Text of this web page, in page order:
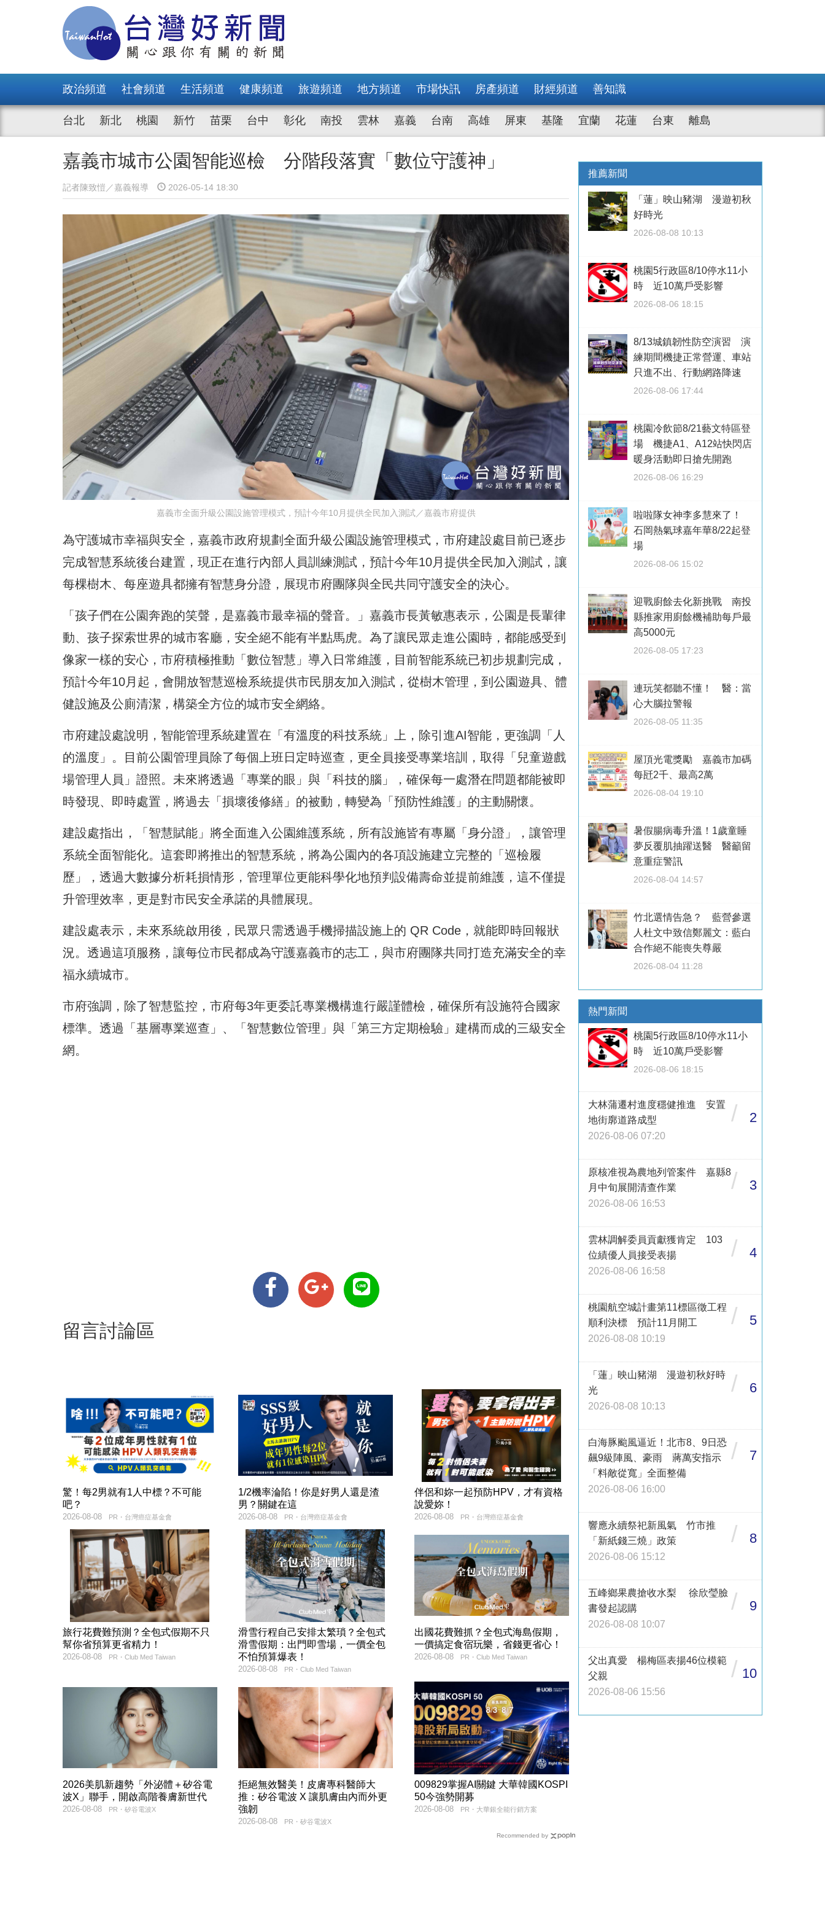
政治頻道 社會頻道 生活頻道 健康頻道 旅遊頻道 地方頻道 市場快訊 房產頻道 財經頻道 善知識
台北 新北 桃園 新竹 苗栗 台中 彰化 南投 雲林 嘉義 台南 高雄 屏東 基隆 宜蘭 花蓮 台東 離島
嘉義市城市公園智能巡檢 分階段落實「數位守護神」
記者陳致愷／嘉義報導 2026-05-14 18:30
嘉義市全面升級公園設施管理模式，預計今年10月提供全民加入測試／嘉義市府提供
為守護城市幸福與安全，嘉義市政府規劃全面升級公園設施管理模式，市府建設處目前已逐步
完成智慧系統後台建置，現正在進行內部人員訓練測試，預計今年10月提供全民加入測試，讓
每棵樹木、每座遊具都擁有智慧身分證，展現市府團隊與全民共同守護安全的決心。
「孩子們在公園奔跑的笑聲，是嘉義市最幸福的聲音。」嘉義市長黃敏惠表示，公園是長輩律
動、孩子探索世界的城市客廳，安全絕不能有半點馬虎。為了讓民眾走進公園時，都能感受到
像家一樣的安心，市府積極推動「數位智慧」導入日常維護，目前智能系統已初步規劃完成，
預計今年10月起，會開放智慧巡檢系統提供市民朋友加入測試，從樹木管理，到公園遊具、體
健設施及公廁清潔，構築全方位的城市安全網絡。
市府建設處說明，智能管理系統建置在「有溫度的科技系統」上，除引進AI智能，更強調「人
的溫度」。目前公園管理員除了每個上班日定時巡查，更全員接受專業培訓，取得「兒童遊戲
場管理人員」證照。未來將透過「專業的眼」與「科技的腦」，確保每一處潛在問題都能被即
時發現、即時處置，將過去「損壞後修繕」的被動，轉變為「預防性維護」的主動關懷。
建設處指出，「智慧賦能」將全面進入公園維護系統，所有設施皆有專屬「身分證」，讓管理
系統全面智能化。這套即將推出的智慧系統，將為公園內的各項設施建立完整的「巡檢履
歷」，透過大數據分析耗損情形，管理單位更能科學化地預判設備壽命並提前維護，這不僅提
升管理效率，更是對市民安全承諾的具體展現。
建設處表示，未來系統啟用後，民眾只需透過手機掃描設施上的 QR Code，就能即時回報狀
況。透過這項服務，讓每位市民都成為守護嘉義市的志工，與市府團隊共同打造充滿安全的幸
福永續城市。
市府強調，除了智慧監控，市府每3年更委託專業機構進行嚴謹體檢，確保所有設施符合國家
標準。透過「基層專業巡查」、「智慧數位管理」與「第三方定期檢驗」建構而成的三級安全
網。
留言討論區
驚！每2男就有1人中標？不可能
吧？
PR・台灣癌症基金會
2026-08-08
1/2機率淪陷！你是好男人還是渣
男？關鍵在這
PR・台灣癌症基金會
2026-08-08
伴侶和妳一起預防HPV，才有資格
說愛妳！
PR・台灣癌症基金會
2026-08-08
旅行花費難預測？全包式假期不只
幫你省預算更省精力！
PR・Club Med Taiwan
2026-08-08
滑雪行程自己安排太繁瑣？全包式
滑雪假期：出門即雪場，一價全包
不怕預算爆表！
PR・Club Med Taiwan
2026-08-08
出國花費難抓？全包式海島假期，
一價搞定食宿玩樂，省錢更省心！
PR・Club Med Taiwan
2026-08-08
2026美肌新趨勢「外泌體＋矽谷電
波X」聯手，開啟高階養膚新世代
PR・矽谷電波X
2026-08-08
拒絕無效醫美！皮膚專科醫師大
推：矽谷電波 X 讓肌膚由內而外更
強韌
PR・矽谷電波X
2026-08-08
009829掌握AI關鍵 大華韓國KOSPI
50今強勢開募
PR・大華銀全能行銷方案
2026-08-08
Recommended by
推薦新聞
「蓮」映山豬湖 漫遊初秋
好時光
2026-08-08 10:13
桃園5行政區8/10停水11小
時 近10萬戶受影響
2026-08-06 18:15
8/13城鎮韌性防空演習 演
練期間機捷正常營運、車站
只進不出、行動網路降速
2026-08-06 17:44
桃園冷飲節8/21藝文特區登
場 機捷A1、A12站快閃店
暖身活動即日搶先開跑
2026-08-06 16:29
啦啦隊女神李多慧來了！
石岡熱氣球嘉年華8/22起登
場
2026-08-06 15:02
迎戰廚餘去化新挑戰 南投
縣推家用廚餘機補助每戶最
高5000元
2026-08-05 17:23
連玩笑都聽不懂！ 醫：當
心大腦拉警報
2026-08-05 11:35
屋頂光電獎勵 嘉義市加碼
每瓩2千、最高2萬
2026-08-04 19:10
暑假腸病毒升溫！1歲童睡
夢反覆肌抽躍送醫 醫籲留
意重症警訊
2026-08-04 14:57
竹北選情告急？ 藍營參選
人杜文中致信鄭麗文：藍白
合作絕不能喪失尊嚴
2026-08-04 11:28
熱門新聞
桃園5行政區8/10停水11小
時 近10萬戶受影響
2026-08-06 18:15
大林蒲遷村進度穩健推進 安置
地街廓道路成型
2026-08-06 07:20
/ 2
原核准視為農地列管案件 嘉縣8
月中旬展開清查作業
2026-08-06 16:53
/ 3
雲林調解委員貢獻獲肯定 103
位績優人員接受表揚
2026-08-06 16:58
/ 4
桃園航空城計畫第11標區徵工程
順利決標 預計11月開工
2026-08-08 10:19
/ 5
「蓮」映山豬湖 漫遊初秋好時
光
2026-08-08 10:13
/ 6
白海豚颱風逼近！北市8、9日恐
飆9級陣風、豪雨 蔣萬安指示
「料敵從寬」全面整備
2026-08-06 16:00
/ 7
響應永續祭祀新風氣 竹市推
「新紙錢三燒」政策
2026-08-06 15:12
/ 8
五峰鄉果農搶收水梨 徐欣瑩臉
書發起認購
2026-08-08 10:07
/ 9
父出真愛 楊梅區表揚46位模範
父親
2026-08-06 15:56
/ 10